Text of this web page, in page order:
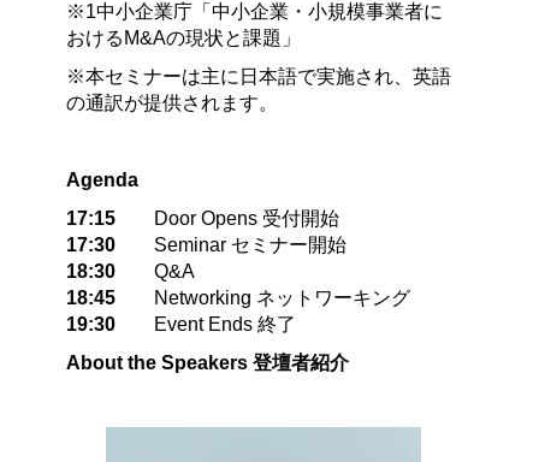
※1中小企業庁「中小企業・小規模事業者に
おけるM&Aの現状と課題」
※本セミナーは主に日本語で実施され、英語
の通訳が提供されます。
Agenda
17:15
Door Opens 受付開始
17:30 Seminar セミナー開始
18:30 Q&A
18:45
Networking ネットワーキング
19:30
Event Ends 終了
About the Speakers 登壇者紹介